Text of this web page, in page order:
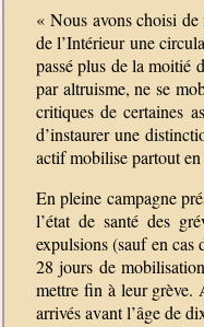
« Nous avons choisi
de l’Intérieur une
passé plus de la moitié
par altruisme, ne se
critiques de certaines
d’instaurer une
actif mobilise partout
En pleine campagne
l’état de santé des
expulsions (sauf en
28 jours de
mettre fin à leur grève.
arrivés avant l’âge de